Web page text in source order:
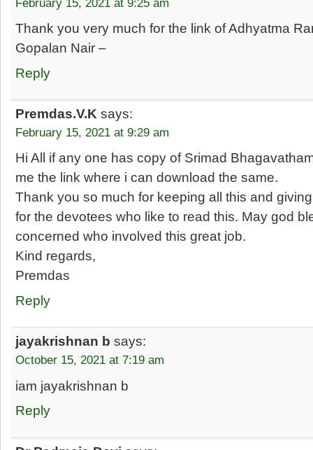
Thank you very much for the link of Adhyatma
Gopalan Nair –
Reply
Premdas.V.K says:
February 15, 2021 at 9:29 am
Hi All if any one has copy of Srimad
me the link where i can download the same.
Thank you so much for keeping all this and
for the devotees who like to read this. May god
concerned who involved this great job.
Kind regards,
Premdas
Reply
jayakrishnan b says:
October 15, 2021 at 7:19 am
iam jayakrishnan b
Reply